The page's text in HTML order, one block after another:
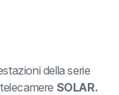
della serie
SOLAR.